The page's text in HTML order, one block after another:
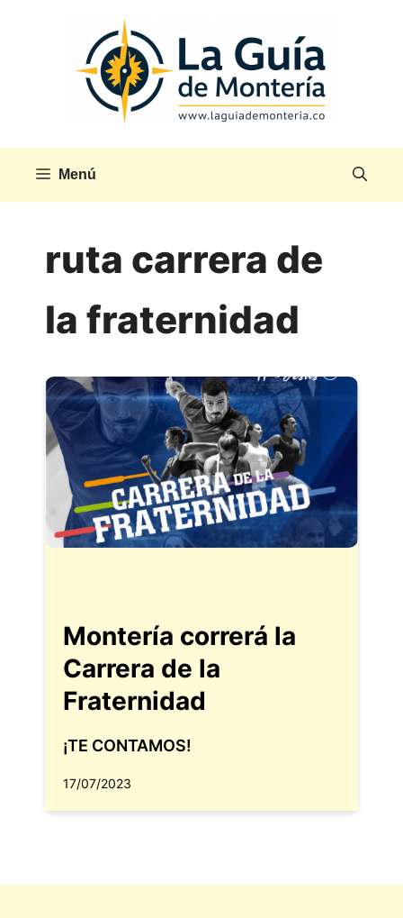
Menú
ruta carrera de
la fraternidad
Montería correrá la
Carrera de la
Fraternidad
¡TE CONTAMOS!
17/07/2023